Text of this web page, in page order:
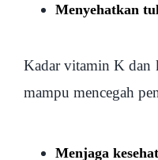
Menyehatkan
Kadar vitamin K dan
mampu mencegah
Menjaga